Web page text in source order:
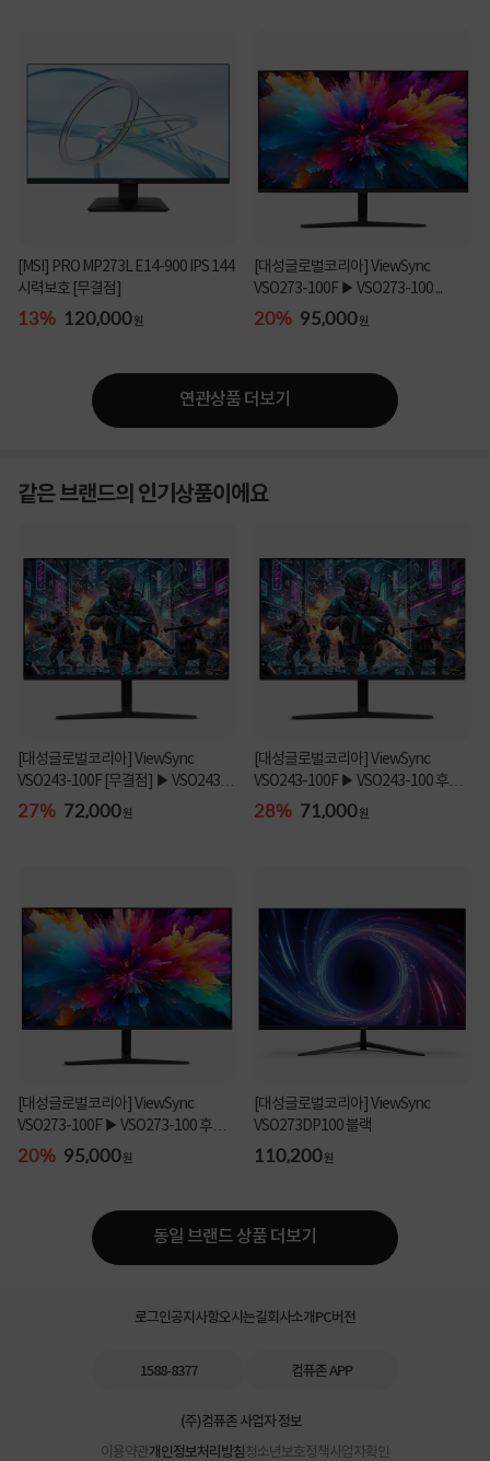
[MSI] PRO MP273L E14-900 IPS 144
시력보호 [무결점]
13% 120,000원
[대성글로벌코리아] ViewSync
VSO273-100F ▶ VSO273-100 ...
20% 95,000원
연관상품 더보기
같은 브랜드의 인기상품이에요
[대성글로벌코리아] ViewSync
VSO243-100F [무결점] ▶ VSO243-
100 후속 모델 ◀
27% 72,000원
[대성글로벌코리아] ViewSync
VSO243-100F ▶ VSO243-100 후속
모델 ◀
28% 71,000원
[대성글로벌코리아] ViewSync
VSO273-100F ▶ VSO273-100 후속
모델 ◀
20% 95,000원
[대성글로벌코리아] ViewSync
VSO273DP100 블랙
110,200원
동일 브랜드 상품 더보기
로그인공지사항오시는길회사소개PC버전
1588-8377 컴퓨존 APP
(주)컴퓨존 사업자 정보
이용약관개인정보처리방침청소년보호정책사업자확인